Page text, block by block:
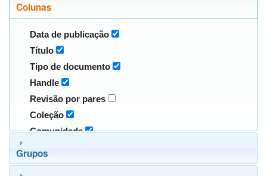
Colunas
Data de publicação
Título
Tipo de documento
Handle
Revisão por pares
Coleção
Comunidade
Grupos